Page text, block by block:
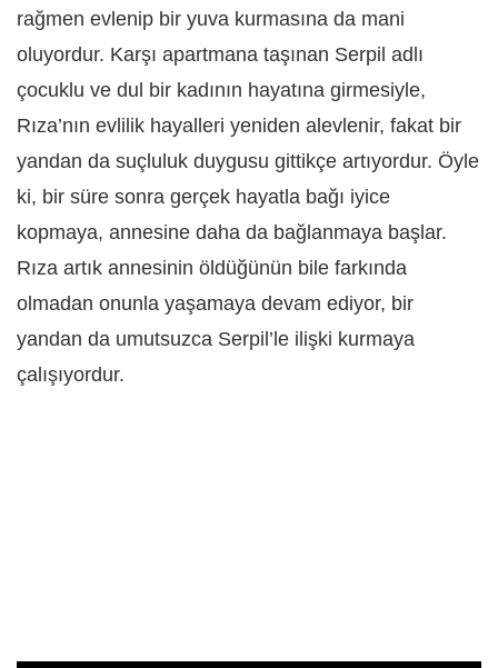
rağmen evlenip bir yuva kurmasına da mani
oluyordur. Karşı apartmana taşınan Serpil adlı
çocuklu ve dul bir kadının hayatına girmesiyle,
Rıza’nın evlilik hayalleri yeniden alevlenir, fakat bir
yandan da suçluluk duygusu gittikçe artıyordur. Öyle
ki, bir süre sonra gerçek hayatla bağı iyice
kopmaya, annesine daha da bağlanmaya başlar.
Rıza artık annesinin öldüğünün bile farkında
olmadan onunla yaşamaya devam ediyor, bir
yandan da umutsuzca Serpil’le ilişki kurmaya
çalışıyordur.